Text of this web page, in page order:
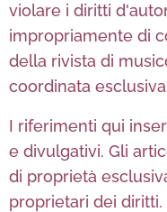
violare i diritti
impropriamente di
della rivista di
coordinata
I riferimenti qui
e divulgativi. Gli
di proprietà
proprietari dei diritti.